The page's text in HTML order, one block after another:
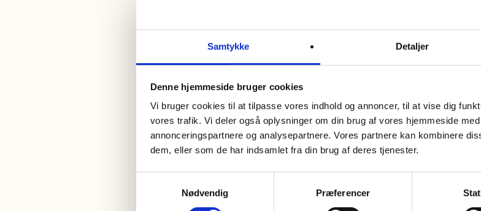
Samtykke Detaljer
Denne hjemmeside bruger cookies
Vi bruger cookies til at tilpasse vores indhold og annoncer, til at vise dig
vores trafik. Vi deler også oplysninger om din brug af vores hjemmeside
annonceringspartnere og analysepartnere. Vores partnere kan kombinere
dem, eller som de har indsamlet fra din brug af deres tjenester.
Nødvendig
Præferencer